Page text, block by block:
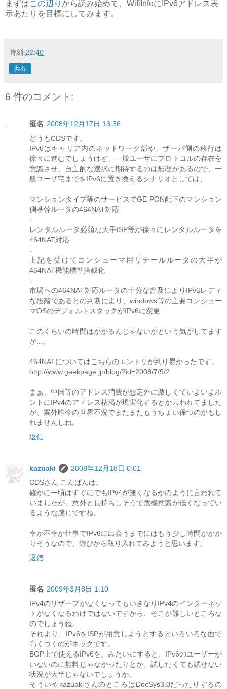
まずはこの辺り から読み始めて、WifiInfoにIPv6アドレス表
示あたりを目標にしてみます。
時刻 22:40
共有
6 件のコメント:
匿名 2008年12月17日 13:36
どうもCDSです。
IPv6はキャリア内のネットワーク部や、サーバ側の移行は
徐々に進むでしょうけど、一般ユーザにプロトコルの存在を
意識させ、自主的な選択に期待するのは無理があるので、一
般ユーザ宅までをIPv6に置き換えるシナリオとしては、
マンションタイプ等のサービスでGE-PON配下のマンション
側基幹ルータの464NAT対応
↓
レンタルルータ必須な大手ISP等が徐々にレンタルルータを
464NAT対応
↓
上記を受けてコンシューマ用リテールルータの大半が
464NAT機能標準搭載化
↓
市場への464NAT対応ルータの十分な普及によりIPv6レディ
な段階であるとの判断により、windows等の主要コンシュー
マOSのデフォルトスタックがIPv6に変更
このくらいの時間はかかるんじゃないかという気がしてます
が...。
464NATについてはこちらのエントリが判り易かったです。
http://www.geekpage.jp/blog/?id=2008/7/9/2
まぁ、中国等のアドレス消費が想定外に激しくていよいよホ
ントにIPv4のアドレス枯渇が現実化するとか云われてました
が、案外昨今の世界不況でまたまたもうちょい保つのかもし
れませんしね。
返信
kazuaki
2008年12月18日 0:01
CDSさん こんばんは。
確かに一頃はすぐにでもIPv4が無くなるかのように言われて
いましたが、意外と長持ちしそうで危機意識が低くなってい
るような感じですね。
幸か不幸か仕事でIPv6に出会うまでにはもう少し時間がかか
りそうなので、遊びから取り入れてみようと思います。
返信
匿名 2009年3月8日 1:10
IPv4のリザーブがなくなってもいきなりIPv4のインターネッ
トがなくなるわけではないですから、そこが難しいところな
のでしょうね。
それより、IPv6をISPが用意しようとするといろいろな面で
高くつくのがネックです。
BGP上で使えるIPv6を、みたいにすると、IPv6のユーザーが
いないのに無料じゃなかったりとか、試したくても試せない
状況が大半じゃないでしょうか。
そういやkazuakiさんのところはDocSys3.0だったりするの